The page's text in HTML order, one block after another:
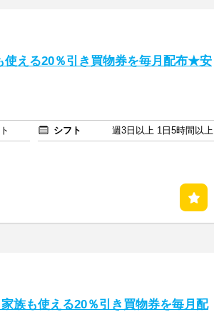
使える20％引き買物券を毎月配布★安
シフト
週3日以上 1日5時間以上
族も使える20％引き買物券を毎月配